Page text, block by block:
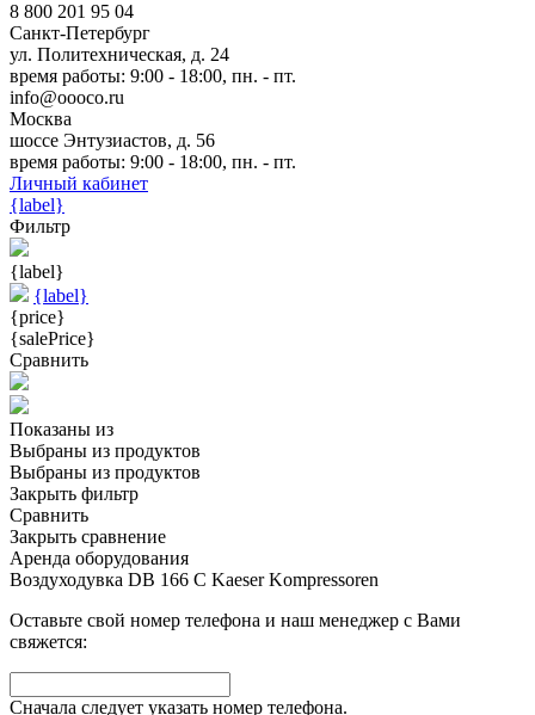
8 800 201 95 04
Санкт-Петербург
ул. Политехническая, д. 24
время работы: 9:00 - 18:00, пн. - пт.
info@oooco.ru
Москва
шоссе Энтузиастов, д. 56
время работы: 9:00 - 18:00, пн. - пт.
Личный кабинет
{label}
Фильтр
{label}
{label}
{price}
{salePrice}
Сравнить
Показаны из
Выбраны из продуктов
Выбраны из продуктов
Закрыть фильтр
Сравнить
Закрыть сравнение
Аренда оборудования
Воздуходувка DB 166 C Kaeser Kompressoren
Оставьте свой номер телефона и наш менеджер с Вами
свяжется:
Сначала следует указать номер телефона.